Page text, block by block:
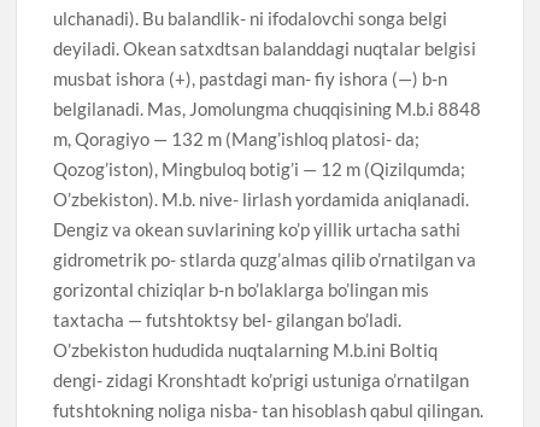
ulchanadi). Bu balandlik- ni ifodalovchi songa belgi
deyiladi. Okean satxdtsan balanddagi nuqtalar belgisi
musbat ishora (+), pastdagi man- fiy ishora (—) b-n
belgilanadi. Mas, Jomolungma chuqqisining M.b.i 8848
m, Qoragiyo — 132 m (Mang’ishloq platosi- da;
Qozog’iston), Mingbuloq botig’i — 12 m (Qizilqumda;
O’zbekiston). M.b. nive- lirlash yordamida aniqlanadi.
Dengiz va okean suvlarining ko’p yillik urtacha sathi
gidrometrik po- stlarda quzg’almas qilib o’rnatilgan va
gorizontal chiziqlar b-n bo’laklarga bo’lingan mis
taxtacha — futshtoktsy bel- gilangan bo’ladi.
O’zbekiston hududida nuqtalarning M.b.ini Boltiq
dengi- zidagi Kronshtadt ko’prigi ustuniga o’rnatilgan
futshtokning noliga nisba- tan hisoblash qabul qilingan.